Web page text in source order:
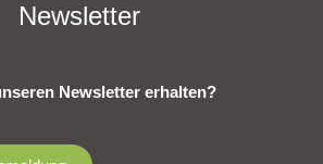
Newsletter
Newsletter erhalten?